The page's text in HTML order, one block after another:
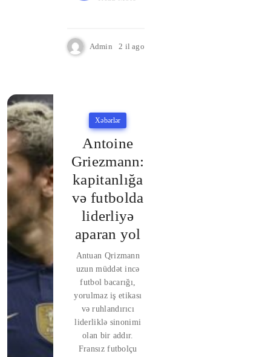
Admin 2 il ago
Xəbərlər
Antoine
Griezmann:
kapitanlığa
və futbolda
liderliyə
aparan yol
Antuan Qrizmann
uzun müddət incə
futbol bacarığı,
yorulmaz iş etikası
və ruhlandırıcı
liderliklə sinonimi
olan bir addır.
Fransız futbolçu